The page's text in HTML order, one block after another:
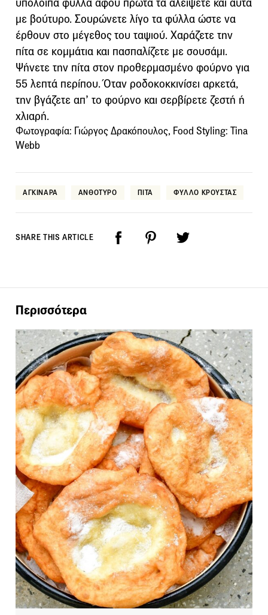
με βούτυρο. Σουρώνετε λίγο τα φύλλα ώστε να
έρθουν στο μέγεθος του ταψιού. Χαράζετε την
πίτα σε κομμάτια και πασπαλίζετε με σουσάμι.
Ψήνετε την πίτα στον προθερμασμένο φούρνο για
55 λεπτά περίπου. Όταν ροδοκοκκινίσει αρκετά,
την βγάζετε απ’ το φούρνο και σερβίρετε ζεστή ή
χλιαρή.
Φωτογραφία: Γιώργος Δρακόπουλος, Food Styling: Tina
Webb
ΑΓΚΙΝΑΡΑ ΑΝΘΟΤΥΡΟ ΠΙΤΑ ΦΥΛΛΟ ΚΡΟΥΣΤΑΣ
SHARE THIS ARTICLE
Περισσότερα